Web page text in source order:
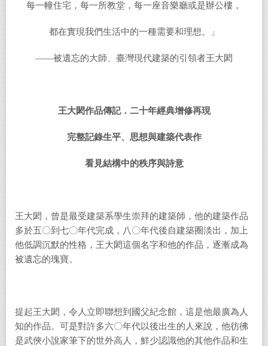
每一幢住宅，每一所教堂，每一座音樂廳或是辦公樓，
都在實現我們生活中的一種需要和理想。」
——被遺忘的大師、臺灣現代建築的引領者王大閎
王大閎作品傳記． 二十年經典增修再現
完整記錄生平、 思想與建築代表作
看見結構中的秩序與詩意
王大閎，曾是最受建築系學生崇拜的建築師，他的建築作品
多於五〇到七〇年代完成，八〇年代後自建築圈淡出，加上
他低調沉默的性格，王大閎這個名字和他的作品，逐漸成為
被遺忘的瑰寶。
提起王大閎，令人立即聯想到國父紀念館，這是他最廣為人
知的作品。可是對許多六〇年代以後出生的人來說，他彷彿
是武俠小說家筆下的世外高人，鮮少認識他的其他作品和生